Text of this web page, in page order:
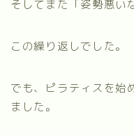
そしてまた「姿勢悪い
この繰り返しでした。
でも、ピラティスを始
ました。